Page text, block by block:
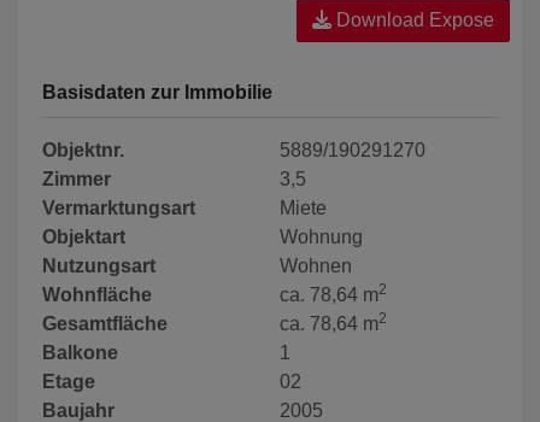
Download Expose
Basisdaten zur Immobilie
Objektnr.
5889/190291270
Zimmer
3,5
Vermarktungsart
Miete
Objektart
Wohnung
Nutzungsart
Wohnen
Wohnfläche
ca. 78,64 m2
Gesamtfläche ca. 78,64 m2
Balkone
1
Etage
02
Baujahr
2005